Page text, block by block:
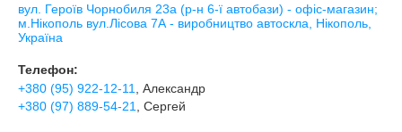
вул. Героїв Чорнобиля 23а (р-н 6-ї автобази) - офіс-магазин;
м.Нікополь вул.Лісова 7А - виробництво автоскла, Нікополь,
Україна
Телефон:
+380 (95) 922-12-11
, Александр
+380 (97) 889-54-21
, Сергей